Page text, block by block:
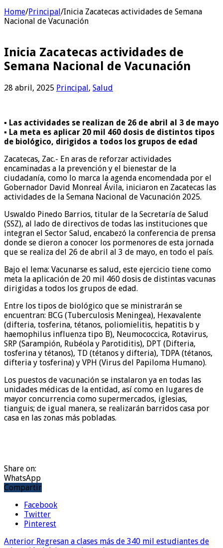
Home/Principal/Inicia Zacatecas actividades de Semana
Nacional de Vacunación
Inicia Zacatecas actividades de
Semana Nacional de Vacunación
28 abril, 2025 Principal, Salud
▪️ Las actividades se realizan de 26 de abril al 3 de mayo
▪️ La meta es aplicar 20 mil 460 dosis de distintos tipos
de biológico, dirigidos a todos los grupos de edad
Zacatecas, Zac.- En aras de reforzar actividades
encaminadas a la prevención y el bienestar de la
ciudadanía, como lo marca la agenda encomendada por el
Gobernador David Monreal Ávila, iniciaron en Zacatecas las
actividades de la Semana Nacional de Vacunación 2025.
Uswaldo Pinedo Barrios, titular de la Secretaría de Salud
(SSZ), al lado de directivos de todas las instituciones que
integran el Sector Salud, encabezó la conferencia de prensa
donde se dieron a conocer los pormenores de esta jornada
que se realiza del 26 de abril al 3 de mayo, en todo el país.
Bajo el lema: Vacunarse es salud, este ejercicio tiene como
meta la aplicación de 20 mil 460 dosis de distintas vacunas
dirigidas a todos los grupos de edad.
Entre los tipos de biológico que se ministrarán se
encuentran: BCG (Tuberculosis Meningea), Hexavalente
(difteria, tosferina, tétanos, poliomielitis, hepatitis b y
haemophilus influenza tipo B), Neumococcica, Rotavirus,
SRP (Sarampión, Rubéola y Parotiditis), DPT (Difteria,
tosferina y tétanos), TD (tétanos y difteria), TDPA (tétanos,
difteria y tosferina) y VPH (Virus del Papiloma Humano).
Los puestos de vacunación se instalaron ya en todas las
unidades médicas de la entidad, así como en lugares de
mayor concurrencia como supermercados, iglesias,
tianguis; de igual manera, se realizarán barridos casa por
casa en las zonas más pobladas.
Share on:
WhatsApp
Compartir
Facebook
Twitter
Pinterest
Anterior Regresan a clases más de 340 mil estudiantes de